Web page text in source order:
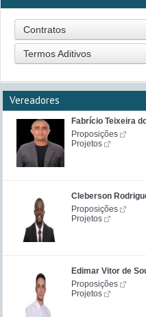
Contratos
Termos Aditivos
Vereadores
Fabrício Teixeira
Proposições
Projetos
Cleberson
Proposições
Projetos
Edimar Vitor de
Proposições
Projetos